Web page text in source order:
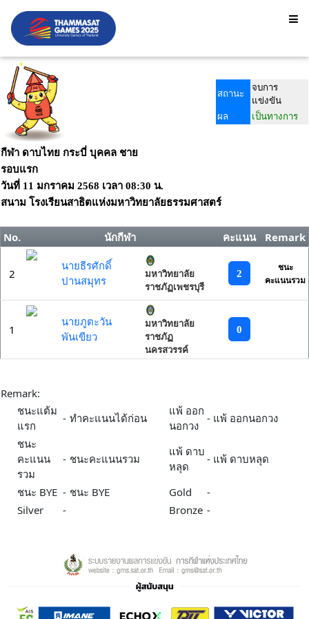
สถานะ
จบการ
แข่งขัน
ผล
เป็นทางการ
กีฬา ดาบไทย กระบี่ บุคคล ชาย
รอบแรก
วันที่ 11 มกราคม 2568 เวลา 08:30 น.
สนาม โรงเรียนสาธิตแห่งมหาวิทยาลัยธรรมศาสตร์
No. นักกีฬา คะแนน Remark
2
นายธีรศักดิ์
ปานสมุทร
มหาวิทยาลัย
ราชภัฏเพชรบุรี
2
ชนะ
คะแนนรวม
1
นายภูตะวัน
พันเขียว
มหาวิทยาลัย
ราชภัฏ
นครสวรรค์
0
Remark:
ชนะแต้ม
แรก
- ทำคะแนนได้ก่อน
แพ้ ออก
นอกวง
- แพ้ ออกนอกวง
ชนะ
คะแนน
รวม
- ชนะคะแนนรวม
แพ้ ดาบ
หลุด
- แพ้ ดาบหลุด
ชนะ BYE - ชนะ BYE Gold
-
Silver
- Bronze -